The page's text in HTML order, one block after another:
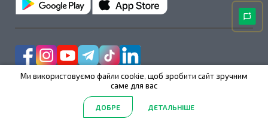
Каталог Пошук
Fora@All rights reserved 2026
2.39.123
1.1.1
Ми використовуємо файли cookie, щоб зробити сайт зручним
саме для вас
ДОБРЕ ДЕТАЛЬНІШЕ